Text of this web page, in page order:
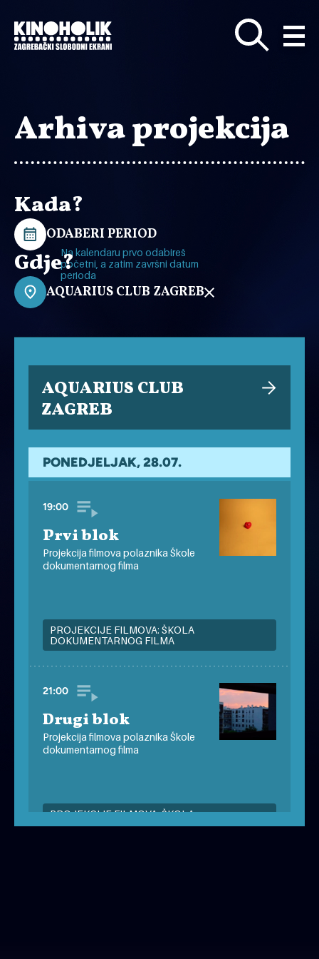
glavni
sadržaj
Arhiva projekcija
Kada?
ODABERI PERIOD
Na kalendaru prvo odabireš
početni, a zatim završni datum
perioda
Gdje?
AQUARIUS CLUB ZAGREB
AQUARIUS CLUB
ZAGREB
PONEDJELJAK, 28.07.
19:00
Prvi blok
Projekcija filmova polaznika Škole
dokumentarnog filma
PROJEKCIJE FILMOVA: ŠKOLA
DOKUMENTARNOG FILMA
21:00
Drugi blok
Projekcija filmova polaznika Škole
dokumentarnog filma
PROJEKCIJE FILMOVA: ŠKOLA
DOKUMENTARNOG FILMA